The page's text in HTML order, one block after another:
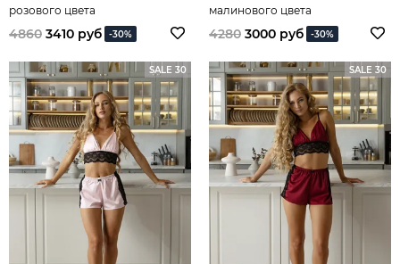
розового цвета
4860 3410 руб -30%
малинового цвета
4280 3000 руб -30%
SALE 30 SALE 30